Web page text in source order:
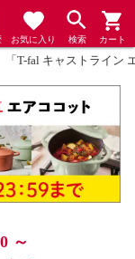
お気に入り 検索 カート
「T-fal キャストライン
～